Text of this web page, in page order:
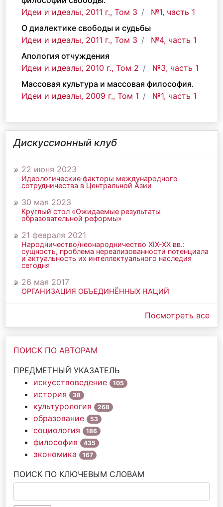
Идеи и идеалы, 2011 г., Том 3
№1, часть 1
О диалектике свободы и судьбы
Идеи и идеалы, 2011 г., Том 3
№4, часть 1
Апология отчуждения
Идеи и идеалы, 2010 г., Том 2
№3, часть 1
Массовая культура и массовая философия.
Идеи и идеалы, 2009 г., Том 1
№1, часть 1
Дискуссионный клуб
22 июня 2023
Идеологические факторы международного
сотрудничества в Центральной Азии
30 мая 2023
Круглый стол «Ожидаемые результаты
образовательной реформы»
21 февраля 2021
Народничество/неонародничество ХIХ-ХХ вв.:
сущность, проблема нереализованности потенциала
и актуальность их интеллектуального наследия
сегодня
26 мая 2017
ОРГАНИЗАЦИЯ ОБЪЕДИНЁННЫХ НАЦИЙ
Посмотреть все
ПОИСК ПО АВТОРАМ
ПРЕДМЕТНЫЙ УКАЗАТЕЛЬ
искусствоведение
105
история 38
культурология 268
образование 53
социология 186
философия 435
экономика 167
ПОИСК ПО КЛЮЧЕВЫМ СЛОВАМ